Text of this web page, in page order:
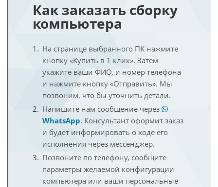
Как заказать сборку
компьютера
На странице выбранного ПК нажмите
кнопку «Купить в 1 клик». Затем
укажите ваши ФИО, и номер телефона
и нажмите кнопку «Отправить». Мы
позвоним, что бы уточнить детали.
Напишите нам сообщение через
WhatsApp. Консультант оформит заказ
и будет информировать о ходе его
исполнения через мессенджер.
Позвоните по телефону, сообщите
параметры желаемой конфигурации
компьютера или ваши персональные